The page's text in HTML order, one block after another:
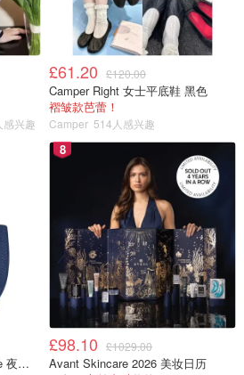
？
可以跟他开始聊天啦，大家可以试
天，比如Comment Rédiger un
：
感兴趣
£61.20 £120.00
Camper Right 女士平底鞋 黑色
褶皱款芭蕾！
Camper 514人感兴趣
Lookfantastic Chloe Nomade 夜埃及小包
8
£98.10 £1029.00
Avant Skincare 2026 美妆日历